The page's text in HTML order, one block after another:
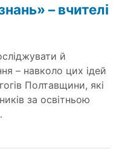
– вчителі
й
– навколо цих ідей
Полтавщини, які
за освітньою